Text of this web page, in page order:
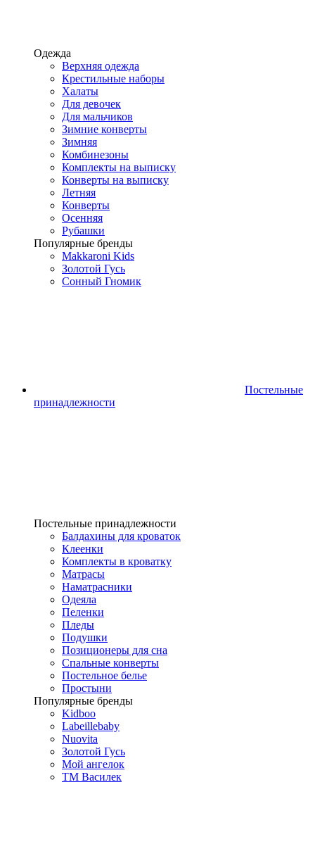
Одежда
Верхняя одежда
Крестильные наборы
Халаты
Для девочек
Для мальчиков
Зимние конверты
Зимняя
Комбинезоны
Комплекты на выписку
Конверты на выписку
Летняя
Конверты
Осенняя
Рубашки
Популярные бренды
Makkaroni Kids
Золотой Гусь
Сонный Гномик
Постельные
принадлежности
Постельные принадлежности
Балдахины для кроваток
Клеенки
Комплекты в кроватку
Матрасы
Наматрасники
Одеяла
Пеленки
Пледы
Подушки
Позиционеры для сна
Спальные конверты
Постельное белье
Простыни
Популярные бренды
Kidboo
Labeillebaby
Nuovita
Золотой Гусь
Мой ангелок
ТМ Василек